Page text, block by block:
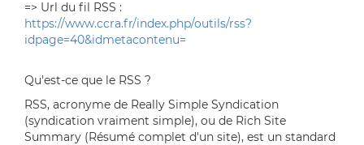
=> Url du fil RSS :
https://www.ccra.fr/index.php/outils/rss?
idpage=40&idmetacontenu=
Qu'est-ce que le RSS ?
RSS, acronyme de Really Simple Syndication
(syndication vraiment simple), ou de Rich Site
Summary (Résumé complet d'un site), est un standard